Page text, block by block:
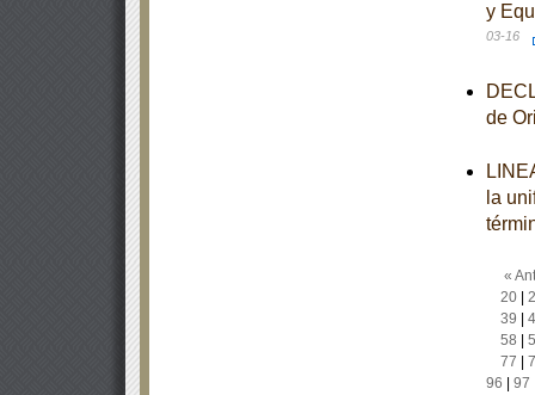
y
03-16
de
la
«
20|
39
58
77
96
97